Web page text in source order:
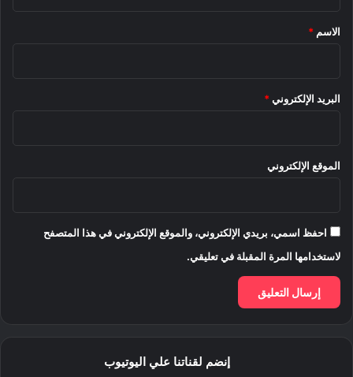
*
الاسم *
البريد الإلكتروني *
الموقع الإلكتروني
احفظ اسمي، بريدي الإلكتروني، والموقع الإلكتروني في هذا المتصفح
لاستخدامها المرة المقبلة في تعليقي.
إنضم لقناتنا علي اليوتيوب